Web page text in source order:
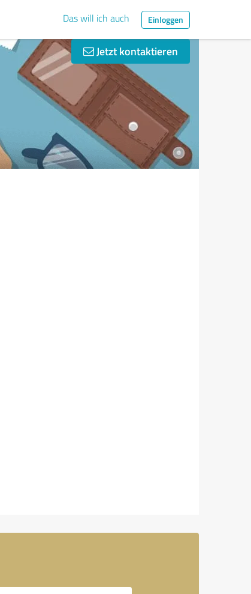
Das will ich auch Einloggen
Jetzt kontaktieren